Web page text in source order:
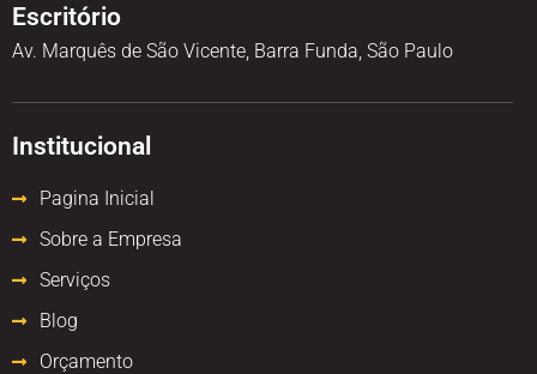
Escritório
Av. Marquês de São Vicente, Barra Funda, São Paulo
Institucional
Pagina Inicial
Sobre a Empresa
Serviços
Blog
Orçamento